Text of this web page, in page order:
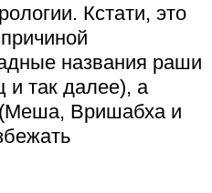
Кстати, это
названия раши
и так далее), а
(Меша, Вришабха и